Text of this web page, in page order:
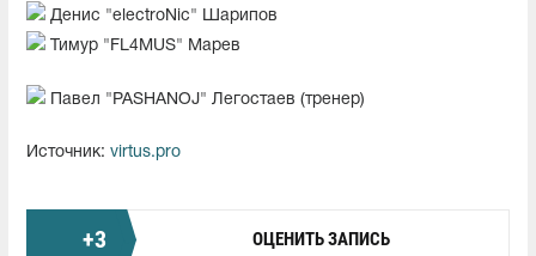
Денис "electroNic" Шарипов
Тимур "FL4MUS" Марев
Павел "PASHANOJ" Легостаев (тренер)
Источник: virtus.pro
+3 ОЦЕНИТЬ ЗАПИСЬ